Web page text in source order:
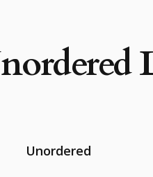
Unordered